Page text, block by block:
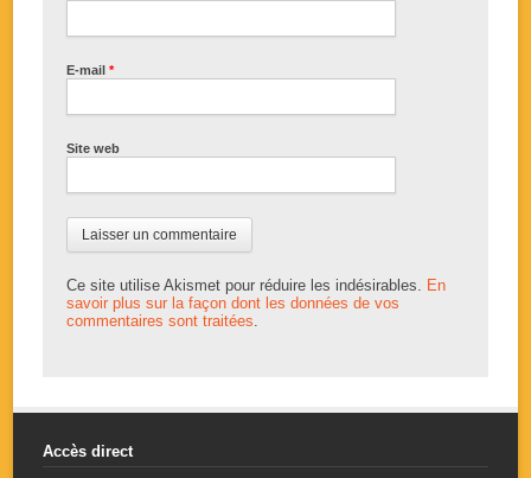
E-mail*
Site web
Ce site utilise Akismet pour réduire les indésirables. En
savoir plus sur la façon dont les données de vos
commentaires sont traitées.
Accès direct